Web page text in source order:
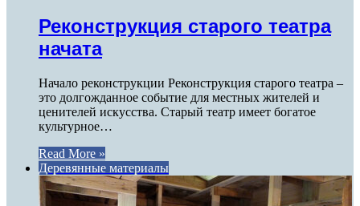
Реконструкция старого театра
начата
Начало реконструкции Реконструкция старого театра –
это долгожданное событие для местных жителей и
ценителей искусства. Старый театр имеет богатое
культурное…
Read More »
Деревянные материалы